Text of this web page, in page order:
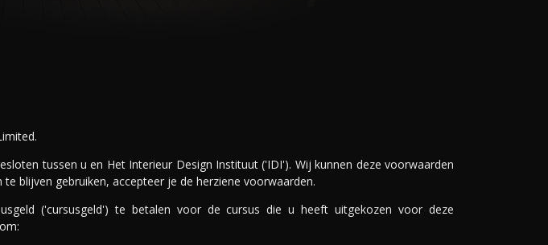
tussen u en Het Interieur Design Instituut ('IDI'). Wij kunnen deze voorwaarden
blijven gebruiken, accepteer je de herziene voorwaarden.
('cursusgeld') te betalen voor de cursus die u heeft uitgekozen voor deze